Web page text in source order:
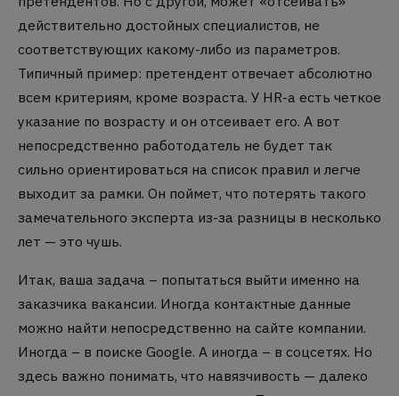
действительно достойных специалистов, не
соответствующих какому-либо из параметров.
Типичный пример: претендент отвечает абсолютно
всем критериям, кроме возраста. У HR-а есть четкое
указание по возрасту и он отсеивает его. А вот
непосредственно работодатель не будет так
сильно ориентироваться на список правил и легче
выходит за рамки. Он поймет, что потерять такого
замечательного эксперта из-за разницы в несколько
лет — это чушь.
Итак, ваша задача – попытаться выйти именно на
заказчика вакансии. Иногда контактные данные
можно найти непосредственно на сайте компании.
Иногда – в поиске Google. А иногда – в соцсетях. Но
здесь важно понимать, что навязчивость — далеко